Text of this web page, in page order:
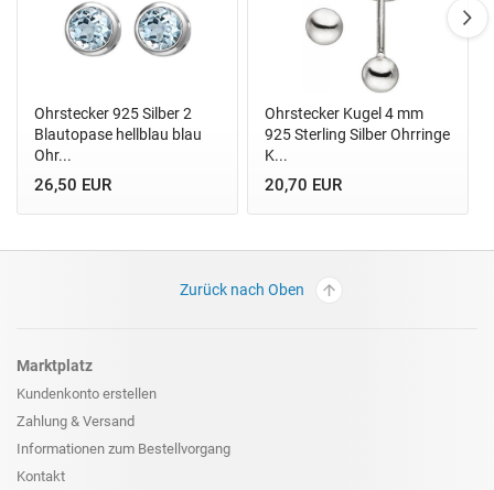
Ohrstecker 925 Silber 2
Blautopase hellblau blau
Ohr...
26,50 EUR
Ohrstecker Kugel 4 mm
925 Sterling Silber Ohrringe
K...
20,70 EUR
Zurück nach Oben
Marktplatz
Kundenkonto erstellen
Zahlung & Versand
Informationen zum Bestellvorgang
Kontakt